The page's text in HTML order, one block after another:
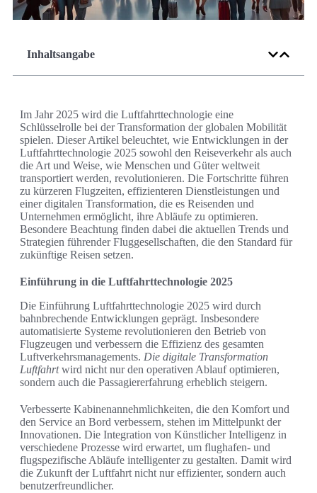
Inhaltsangabe
Im Jahr 2025 wird die Luftfahrttechnologie eine
Schlüsselrolle bei der Transformation der globalen Mobilität
spielen. Dieser Artikel beleuchtet, wie Entwicklungen in der
Luftfahrttechnologie 2025 sowohl den Reiseverkehr als auch
die Art und Weise, wie Menschen und Güter weltweit
transportiert werden, revolutionieren. Die Fortschritte führen
zu kürzeren Flugzeiten, effizienteren Dienstleistungen und
einer digitalen Transformation, die es Reisenden und
Unternehmen ermöglicht, ihre Abläufe zu optimieren.
Besondere Beachtung finden dabei die aktuellen Trends und
Strategien führender Fluggesellschaften, die den Standard für
zukünftige Reisen setzen.
Einführung in die Luftfahrttechnologie 2025
Die Einführung Luftfahrttechnologie 2025 wird durch
bahnbrechende Entwicklungen geprägt. Insbesondere
automatisierte Systeme revolutionieren den Betrieb von
Flugzeugen und verbessern die Effizienz des gesamten
Luftverkehrsmanagements. Die digitale Transformation
Luftfahrtwird nicht nur den operativen Ablauf optimieren,
sondern auch die Passagiererfahrung erheblich steigern.
Verbesserte Kabinenannehmlichkeiten, die den Komfort und
den Service an Bord verbessern, stehen im Mittelpunkt der
Innovationen. Die Integration von Künstlicher Intelligenz in
verschiedene Prozesse wird erwartet, um flughafen- und
flugspezifische Abläufe intelligenter zu gestalten. Damit wird
die Zukunft der Luftfahrt nicht nur effizienter, sondern auch
benutzerfreundlicher.